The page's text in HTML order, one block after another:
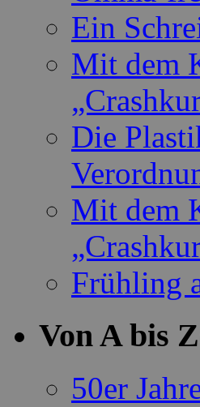
Ein
Mit dem
Die
Mit dem
Frühling
Von A bis
50er